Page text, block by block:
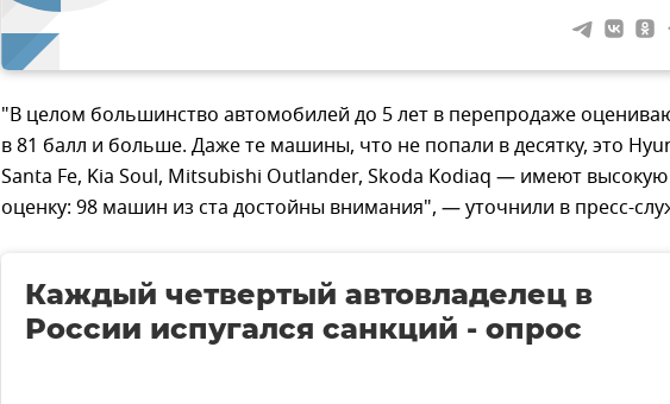
"В целом большинство автомобилей до 5 лет в перепродаже
в 81 балл и больше. Даже те машины, что не попали в десятку, это
Santa Fe, Kia Soul, Mitsubishi Outlander, Skoda Kodiaq — имеют высокую
оценку: 98 машин из ста достойны внимания", — уточнили в пресс-
Каждый четвертый автовладелец в
России испугался санкций - опрос